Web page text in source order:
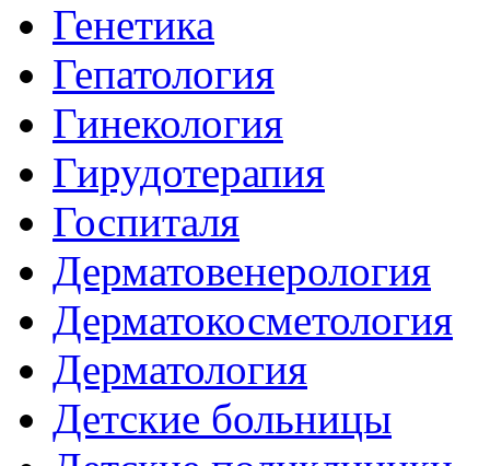
Генетика
Гепатология
Гинекология
Гирудотерапия
Госпиталя
Дерматовенерология
Дерматокосметология
Дерматология
Детские больницы